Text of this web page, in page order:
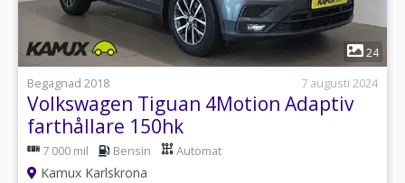
1
24
Begagnad 2018
7 augusti 2024
Volkswagen Tiguan 4Motion Adaptiv
farthållare 150hk
7 000 mil Bensin Automat
Kamux Karlskrona